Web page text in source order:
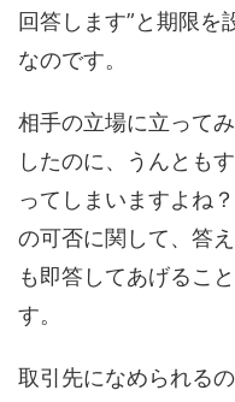
回答します”と期限を
なのです。
相手の立場に立って
したのに、うんとも
ってしまいますよね
の可否に関して、答
も即答してあげるこ
す。
取引先になめられる